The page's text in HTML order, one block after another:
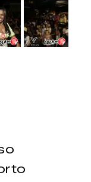
&nbsp;